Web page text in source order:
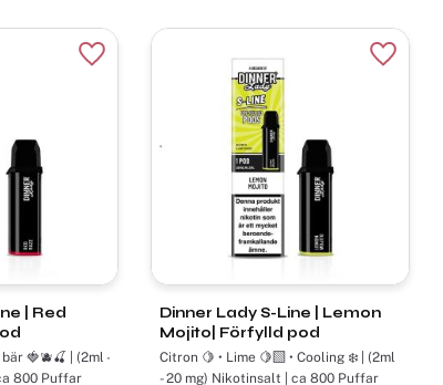
| Red
| (2ml -
800 Puffar
Lägg till i favoriter
Dinner Lady S-Line | Lemon
Mojito| Förfylld pod
Citron 🍋 • Lime 🍋‍🟩 • Cooling ❄️ | (2ml
- 20 mg) Nikotinsalt | ca 800 Puffar
Lägg